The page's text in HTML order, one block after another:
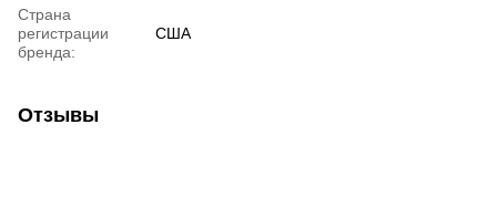
Страна
регистрации
бренда:
США
Отзывы